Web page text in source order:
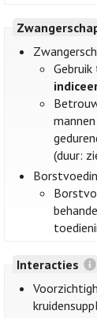
(duur:
Interacties